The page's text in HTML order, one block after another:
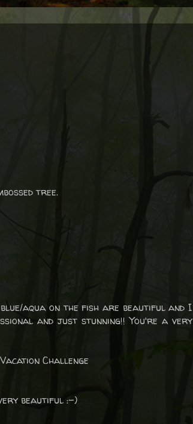
tree.
aqua on the fish are beautiful and I
and just stunning!! You're a very
Challenge
beautiful :-)